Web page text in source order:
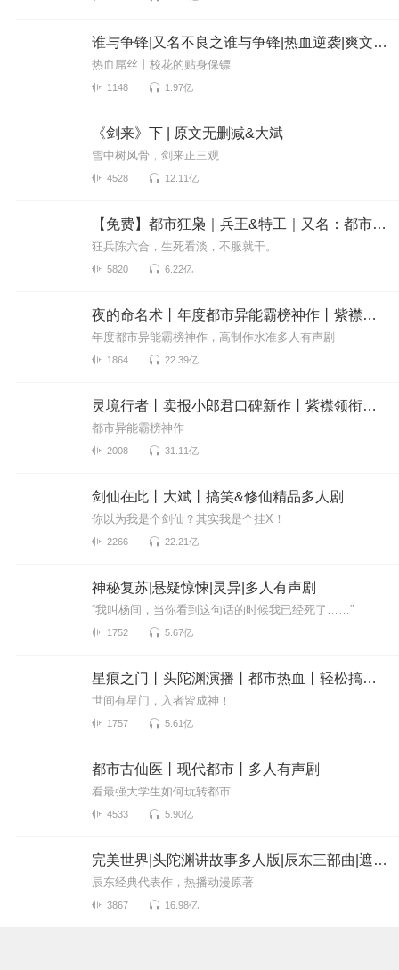
谁与争锋|又名不良之谁与争锋|热血逆袭|爽文爆笑|会员免费
热血屌丝丨校花的贴身保镖
1148 1.97亿
《剑来》下 | 原文无删减&大斌
雪中树风骨，剑来正三观
4528 12.11亿
【免费】都市狂枭｜兵王&特工｜又名：都市之最强狂兵版
狂兵陈六合，生死看淡，不服就干。
5820 6.22亿
夜的命名术丨年度都市异能霸榜神作丨紫襟领衔有声剧
年度都市异能霸榜神作，高制作水准多人有声剧
1864 22.39亿
灵境行者丨卖报小郎君口碑新作丨紫襟领衔多人有声剧
都市异能霸榜神作
2008 31.11亿
剑仙在此丨大斌丨搞笑&修仙精品多人剧
你以为我是个剑仙？其实我是个挂X！
2266 22.21亿
神秘复苏|悬疑惊悚|灵异|多人有声剧
“我叫杨间，当你看到这句话的时候我已经死了……”
1752 5.67亿
星痕之门丨头陀渊演播丨都市热血丨轻松搞笑丨第九特区作者新作丨VIP免费多人有声剧
世间有星门，入者皆成神！
1757 5.61亿
都市古仙医丨现代都市丨多人有声剧
看最强大学生如何玩转都市
4533 5.90亿
完美世界|头陀渊讲故事多人版|辰东三部曲|遮天后传|圣墟前传
辰东经典代表作，热播动漫原著
3867 16.98亿